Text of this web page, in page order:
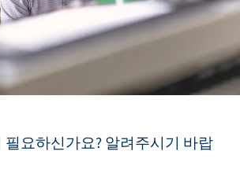
필요하신가요? 알려주시기 바랍